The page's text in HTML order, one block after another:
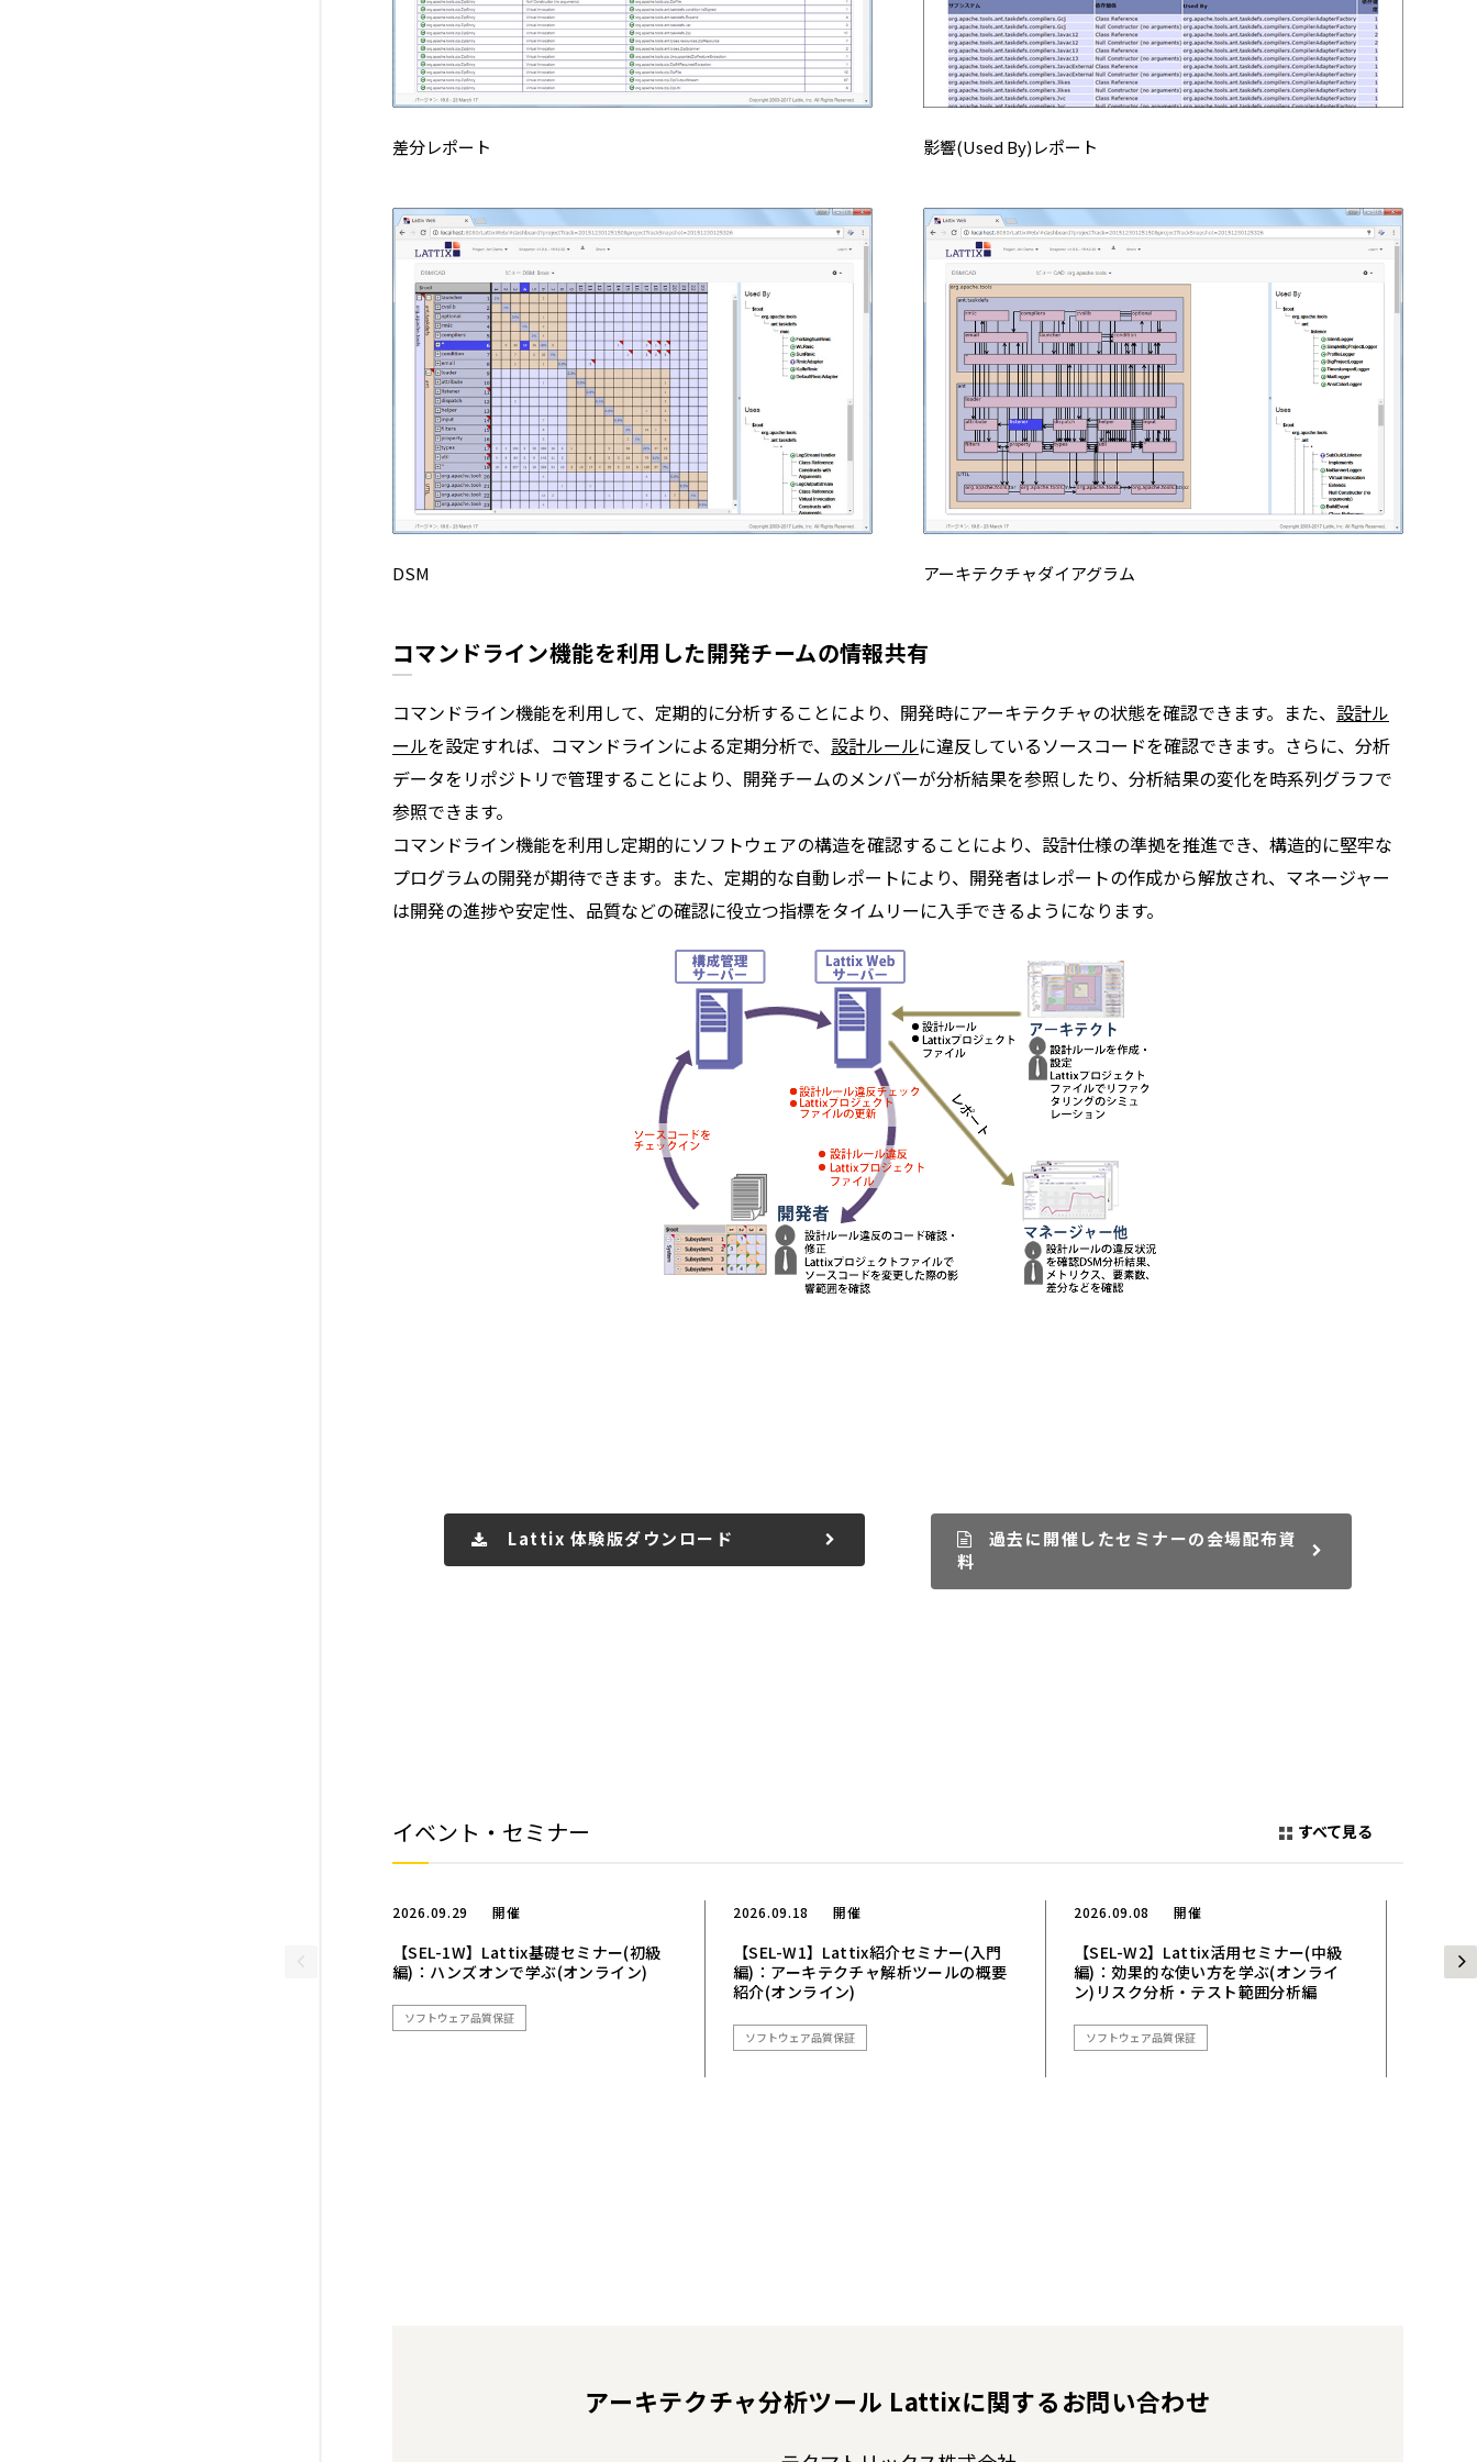
差分レポート 影響(Used By)レポート
DSM アーキテクチャダイアグラム
コマンドライン機能を利用した開発チームの情報共有
コマンドライン機能を利用して、定期的に分析することにより、開発時にアーキテクチャの状態を確認できます。また、 設計ル
ールを設定すれば、コマンドラインによる定期分析で、 設計ルールに違反しているソースコードを確認できます。さらに、分析
データをリポジトリで管理することにより、開発チームのメンバーが分析結果を参照したり、分析結果の変化を時系列グラフで
参照できます。
コマンドライン機能を利用し定期的にソフトウェアの構造を確認することにより、設計仕様の準拠を推進でき、構造的に堅牢な
プログラムの開発が期待できます。また、定期的な自動レポートにより、開発者はレポートの作成から解放され、マネージャー
は開発の進捗や安定性、品質などの確認に役立つ指標をタイムリーに入手できるようになります。
Lattix 体験版ダウンロード
過去に開催したセミナーの会場配布資
料
イベント・セミナー
2026.09.29 開催
【SEL-1W】Lattix基礎セミナー(初級
編)：ハンズオンで学ぶ(オンライン)
ソフトウェア品質保証
2026.09.18 開催
【SEL-W1】Lattix紹介セミナー(入門
編)：アーキテクチャ解析ツールの概要
紹介(オンライン)
ソフトウェア品質保証
2026.09.08 開催
【SEL-W2】Lattix活用セミナー(中級
編)：効果的な使い方を学ぶ(オンライ
ン)リスク分析・テスト範囲分析編
ソフトウェア品質保証
負債が
利用設
すべて見る
アーキテクチャ分析ツール Lattixに関するお問い合わせ